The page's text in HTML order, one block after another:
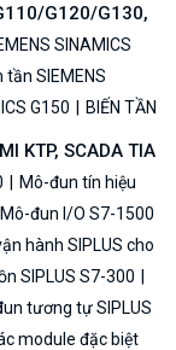
G120/G130,
SINAMICS
tần SIEMENS
G150 BIẾN TẦN
KTP, SCADA TIA
Mô-đun tín hiệu
Mô-đun I/O S7-1500
hành SIPLUS cho
SIPLUS S7-300
tương tự SIPLUS
module đặc biệt